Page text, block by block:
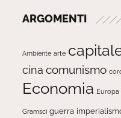
ARGOMENTI
Ambiente arte
cina comunismo
Economia Europa
Gramsci guerra